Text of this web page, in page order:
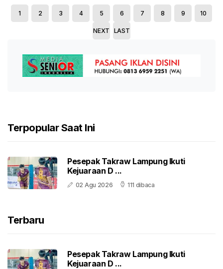
1 2 3 4 5 6 7 8 9 10
NEXT LAST
Terpopular Saat Ini
Pesepak Takraw Lampung Ikuti
Kejuaraan D ...
02 Agu 2026 111 dibaca
Terbaru
Pesepak Takraw Lampung Ikuti
Kejuaraan D ...